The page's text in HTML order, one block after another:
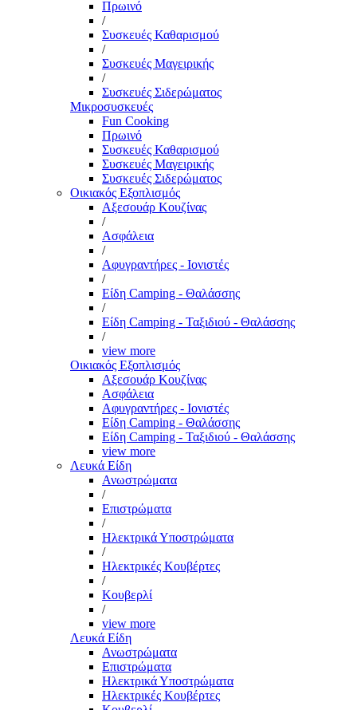
Πρωινό
/
Συσκευές Καθαρισμού
/
Συσκευές Μαγειρικής
/
Συσκευές Σιδερώματος
Μικροσυσκευές
Fun Cooking
Πρωινό
Συσκευές Καθαρισμού
Συσκευές Μαγειρικής
Συσκευές Σιδερώματος
Οικιακός Εξοπλισμός
Αξεσουάρ Κουζίνας
/
Ασφάλεια
/
Αφυγραντήρες - Ιονιστές
/
Είδη Camping - Θαλάσσης
/
Είδη Camping - Ταξιδιού - Θαλάσσης
/
view more
Οικιακός Εξοπλισμός
Αξεσουάρ Κουζίνας
Ασφάλεια
Αφυγραντήρες - Ιονιστές
Είδη Camping - Θαλάσσης
Είδη Camping - Ταξιδιού - Θαλάσσης
view more
Λευκά Είδη
Ανωστρώματα
/
Επιστρώματα
/
Ηλεκτρικά Υποστρώματα
/
Ηλεκτρικές Κουβέρτες
/
Κουβερλί
/
view more
Λευκά Είδη
Ανωστρώματα
Επιστρώματα
Ηλεκτρικά Υποστρώματα
Ηλεκτρικές Κουβέρτες